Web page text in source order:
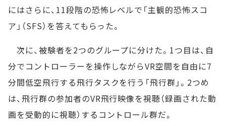
にはさらに、11段階の恐怖レベルで「主観的恐怖スコ
ア」（SFS）を答えてもらった。
次に、被験者を2つのグループに分けた。1つ目は、自
分でコントローラーを操作しながらVR空間を自由に7
分間低空飛行する飛行タスクを行う「飛行群」。2つめ
は、飛行群の参加者のVR飛行映像を視聴（録画された動
画を受動的に視聴）するコントロール群だ。